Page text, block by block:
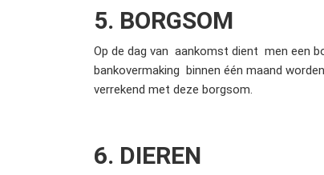
5. BORGSOM
Op de dag van aankomst dient men een
bankovermaking binnen één maand
verrekend met deze borgsom.
6. DIEREN